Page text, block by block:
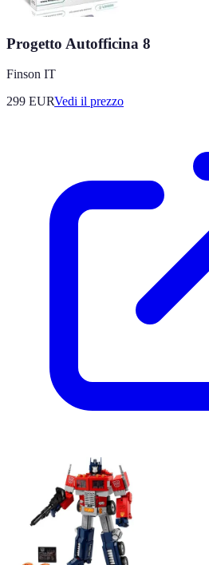
Progetto Autofficina 8
Finson IT
299 EURVedi il prezzo